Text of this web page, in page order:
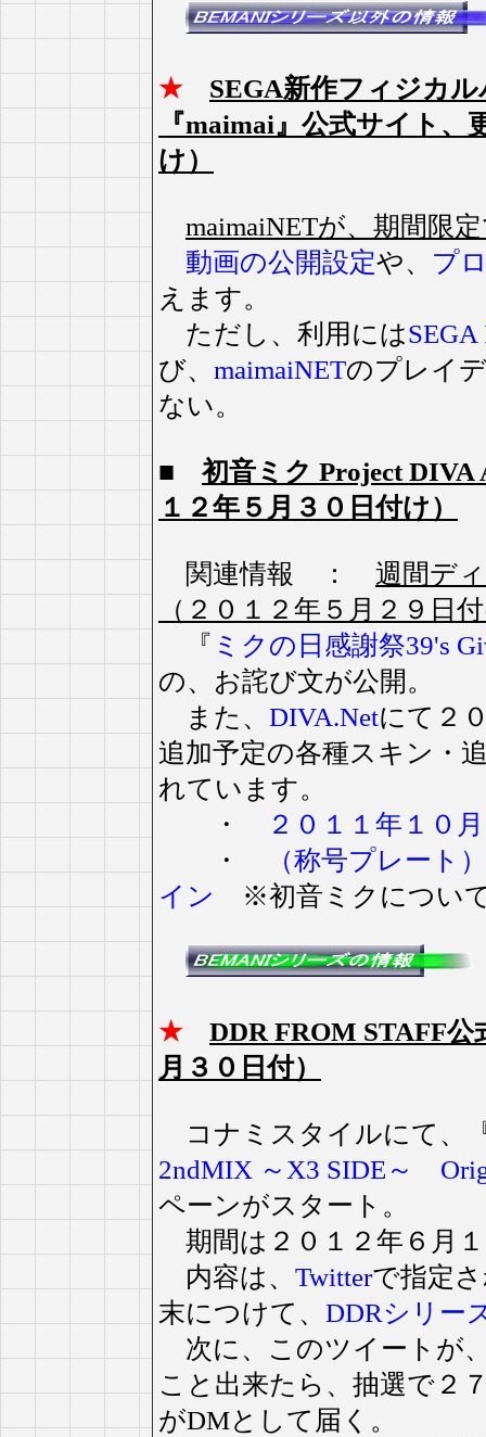
★
SEGA新作フィジカ
『maimai』公式サイト、
け）
maimaiNETが、期間限
動画の公開設定や、 プ
えます。
ただし、利用にはSEGA
び、 maimaiNETのプレイ
ない。
■ 初音ミク Project DIVA
１２年５月３０日付け）
関連情報 ： 週間デ
（２０１２年５月２９日
『 ミクの日感謝祭39's
の、お詫び文が公開。
また、 DIVA.Netにて２
追加予定の各種スキン・
れています。
・
２０１１年１０
・
（称号プレート
イン
※初音ミクについ
★
DDR FROM STAFF
月３０日付）
コナミスタイルにて、
2ndMIX ～X3 SIDE～
ペーンがスタート。
期間は２０１２年６月
内容は、 Twitterで指定
末につけて、 DDRシリー
次に、このツイートが
こと出来たら、抽選で２
がDMとして届く。